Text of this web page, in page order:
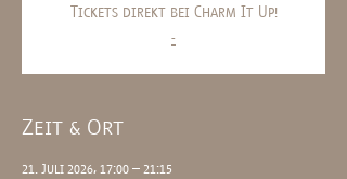
Tickets direkt bei Charm It Up!
-
Zeit & Ort
21. Juli 2026, 17:00 – 21:15